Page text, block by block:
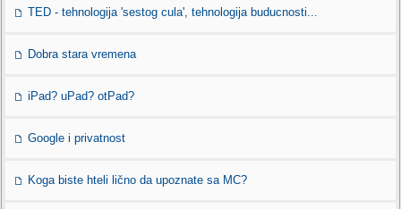
TED - tehnologija 'sestog cula', tehnologija buducnosti...
Dobra stara vremena
iPad? uPad? otPad?
Google i privatnost
Koga biste hteli lično da upoznate sa MC?